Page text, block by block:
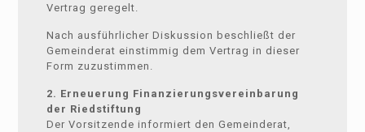
Vertrag geregelt.
Nach ausführlicher Diskussion beschließt der
Gemeinderat einstimmig dem Vertrag in dieser
Form zuzustimmen.
2. Erneuerung Finanzierungsvereinbarung
der Riedstiftung
Der Vorsitzende informiert den Gemeinderat,